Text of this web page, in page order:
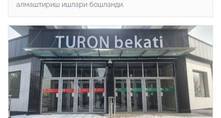
алмаштириш ишлари бошланди.